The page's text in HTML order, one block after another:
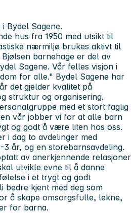
Bydel Sagene.
hus fra 1950 med utsikt til
nærmiljø brukes aktivt til
barnehage er del av
Sagene. Vår felles visjon i
for alle." Bydel Sagene har
det gjelder kvalitet på
struktur og organisering.
med et stort faglig
vår jobber vi for at alle barn
og godt å være liten hos oss.
i dag to avdelinger med
år, og en storebarnsavdeling.
av anerkjennende relasjoner
utvikle evne til å danne
i et trygt og godt
bedre kjent med deg som
å skape omsorgsfulle, lekne,
for barna.